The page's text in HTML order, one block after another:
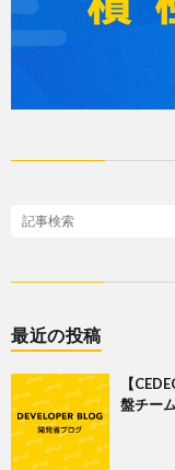
最近の投稿
【
盤チー